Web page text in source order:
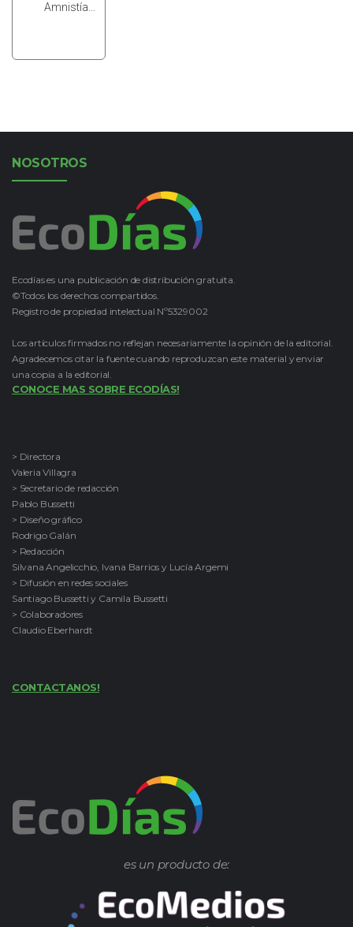
Amnistía…
NOSOTROS
Ecodías es una publicación de distribución gratuita.
©Todos los derechos compartidos.
Registro de propiedad intelectual Nº5329002
Los artículos firmados no reflejan necesariamente la opinión de la editorial.
Agradecemos citar la fuente cuando reproduzcan este material y enviar
una copia a la editorial.
CONOCE MAS SOBRE ECODÍAS!
> Directora
Valeria Villagra
> Secretario de redacción
Pablo Bussetti
> Diseño gráfico
Rodrigo Galán
> Redacción
Silvana Angelicchio, Ivana Barrios y Lucía Argemi
> Difusión en redes sociales
Santiago Bussetti y Camila Bussetti
> Colaboradores
Claudio Eberhardt
CONTACTANOS!
es un producto de: